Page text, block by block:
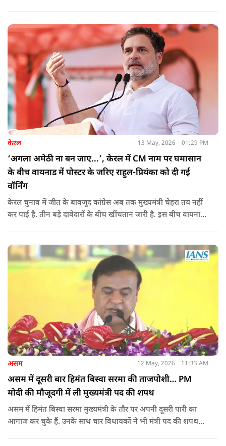
केरल 13 May, 2026 01:29 PM
‘अगला अमेठी ना बन जाए...’, केरल में CM नाम पर घमासान
के बीच वायनाड में पोस्टर के जरिए राहुल-प्रियंका को दी गई
वॉर्निंग
केरल चुनाव में जीत के बावजूद कांग्रेस अब तक मुख्यमंत्री चेहरा तय नहीं
कर पाई है. तीन बड़े दावेदारों के बीच खींचतान जारी है. इस बीच वायनाड
असम 12 May, 2026 11:33 AM
असम में दूसरी बार हिमंत बिस्वा सरमा की ताजपोशी… PM
मोदी की मौजूदगी में ली मुख्यमंत्री पद की शपथ
असम में हिमंत बिस्वा सरमा मुख्यमंत्री के तौर पर अपनी दूसरी पारी का
आगाज कर चुके हैं. उनके साथ चार विधायकों ने भी मंत्री पद की शपथ